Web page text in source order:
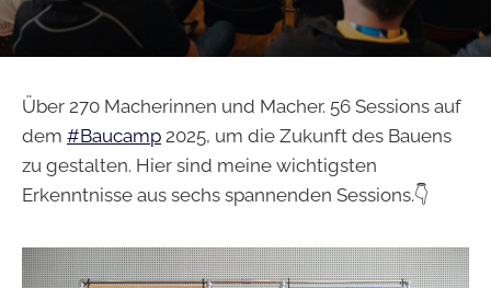
Über 270 Macherinnen und Macher. 56 Sessions auf
dem #Baucamp 2025, um die Zukunft des Bauens
zu gestalten. Hier sind meine wichtigsten
Erkenntnisse aus sechs spannenden Sessions.👇